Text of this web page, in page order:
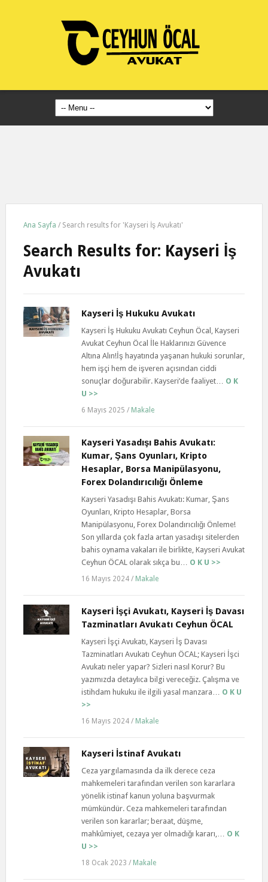
Ana Sayfa / Search results for 'Kayseri İş Avukatı'
Search Results for: Kayseri İş
Avukatı
Kayseri İş Hukuku Avukatı
Kayseri İş Hukuku Avukatı Ceyhun Öcal, Kayseri
Avukat Ceyhun Öcal İle Haklarınızı Güvence
Altına Alın!İş hayatında yaşanan hukuki sorunlar,
hem işçi hem de işveren açısından ciddi
sonuçlar doğurabilir. Kayseri’de faaliyet… O K
U >>
6 Mayıs 2025 / Makale
Kayseri Yasadışı Bahis Avukatı:
Kumar, Şans Oyunları, Kripto
Hesaplar, Borsa Manipülasyonu,
Forex Dolandırıcılığı Önleme
Kayseri Yasadışı Bahis Avukatı: Kumar, Şans
Oyunları, Kripto Hesaplar, Borsa
Manipülasyonu, Forex Dolandırıcılığı Önleme!
Son yıllarda çok fazla artan yasadışı sitelerden
bahis oynama vakaları ile birlikte, Kayseri Avukat
Ceyhun ÖCAL olarak sıkça bu… O K U >>
16 Mayıs 2024 / Makale
Kayseri İşçi Avukatı, Kayseri İş Davası
Tazminatları Avukatı Ceyhun ÖCAL
Kayseri İşçi Avukatı, Kayseri İş Davası
Tazminatları Avukatı Ceyhun ÖCAL; Kayseri İşci
Avukatı neler yapar? Sizleri nasıl Korur? Bu
yazımızda detaylıca bilgi vereceğiz. Çalışma ve
istihdam hukuku ile ilgili yasal manzara… O K U
>>
16 Mayıs 2024 / Makale
Kayseri İstinaf Avukatı
Ceza yargılamasında da ilk derece ceza
mahkemeleri tarafından verilen son kararlara
yönelik istinaf kanun yoluna başvurmak
mümkündür. Ceza mahkemeleri tarafından
verilen son kararlar; beraat, düşme,
mahkûmiyet, cezaya yer olmadığı kararı,… O K
U >>
18 Ocak 2023 / Makale